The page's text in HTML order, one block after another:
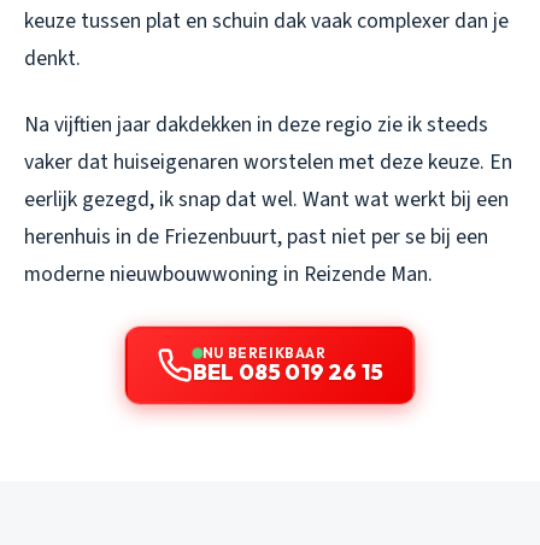
keuze tussen plat en schuin dak vaak complexer dan je
denkt.
Na vijftien jaar dakdekken in deze regio zie ik steeds
vaker dat huiseigenaren worstelen met deze keuze. En
eerlijk gezegd, ik snap dat wel. Want wat werkt bij een
herenhuis in de Friezenbuurt, past niet per se bij een
moderne nieuwbouwwoning in Reizende Man.
NU BEREIKBAAR
BEL 085 019 26 15